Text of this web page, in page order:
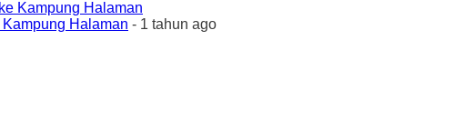
Halaman - 1 tahun ago